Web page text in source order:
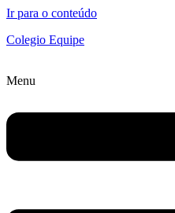
Ir para o conteúdo
Colegio Equipe
Menu